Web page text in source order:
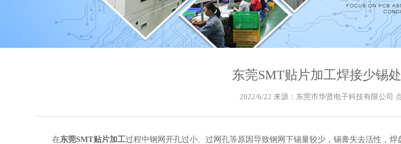
东莞SMT贴片加工焊接少锡
2022/6/22 来源：东莞市华贤电子科技有限公司
在东莞SMT贴片加工过程中钢网开孔过小、过网孔等原因导致钢网下锡量较少，锡膏失去活性，